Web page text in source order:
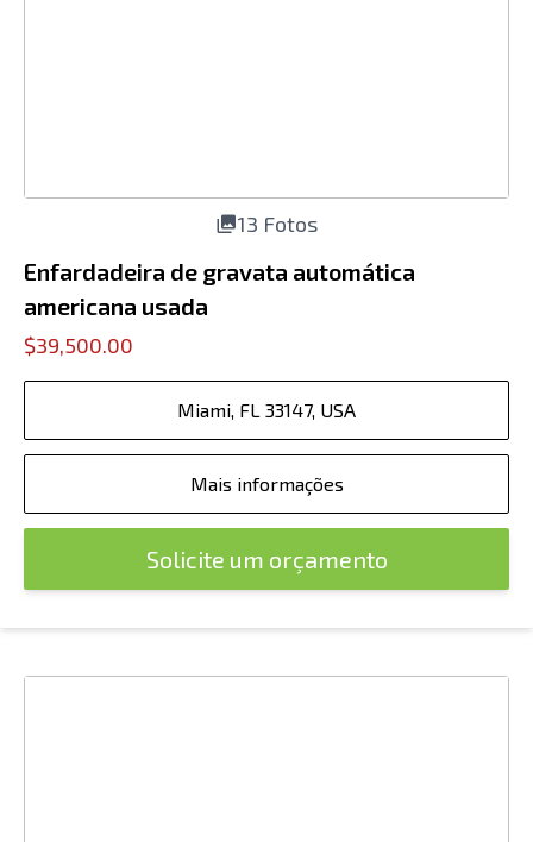
13 Fotos
Enfardadeira de gravata automática
americana usada
$39,500.00
Miami, FL 33147, USA
Mais informações
Solicite um orçamento